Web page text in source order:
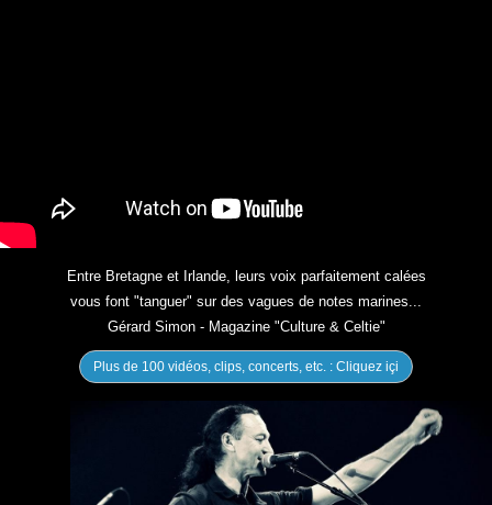
Entre Bretagne et Irlande, leurs voix parfaitement calées
vous font "tanguer" sur des vagues de notes marines...
Gérard Simon - Magazine "Culture & Celtie"
Plus de 100 vidéos, clips, concerts, etc. : Cliquez içi